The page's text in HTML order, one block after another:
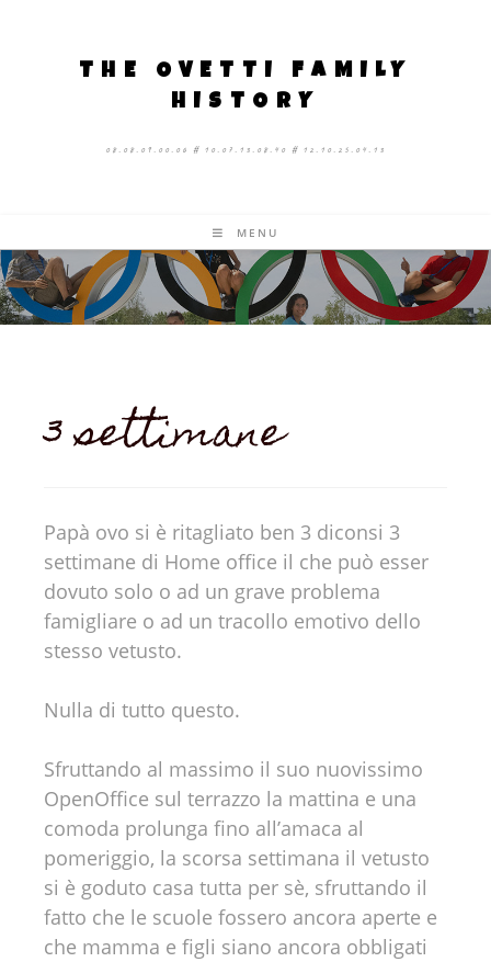
THE OVETTI FAMILY
HISTORY
08.08.09.00.06 # 10.07.13.08.40 # 12.10.25.04.13
MENU
3 settimane
Papà ovo si è ritagliato ben 3 diconsi 3
settimane di Home office il che può esser
dovuto solo o ad un grave problema
famigliare o ad un tracollo emotivo dello
stesso vetusto.
Nulla di tutto questo.
Sfruttando al massimo il suo nuovissimo
OpenOffice sul terrazzo la mattina e una
comoda prolunga fino all’amaca al
pomeriggio, la scorsa settimana il vetusto
si è goduto casa tutta per sè, sfruttando il
fatto che le scuole fossero ancora aperte e
che mamma e figli siano ancora obbligati